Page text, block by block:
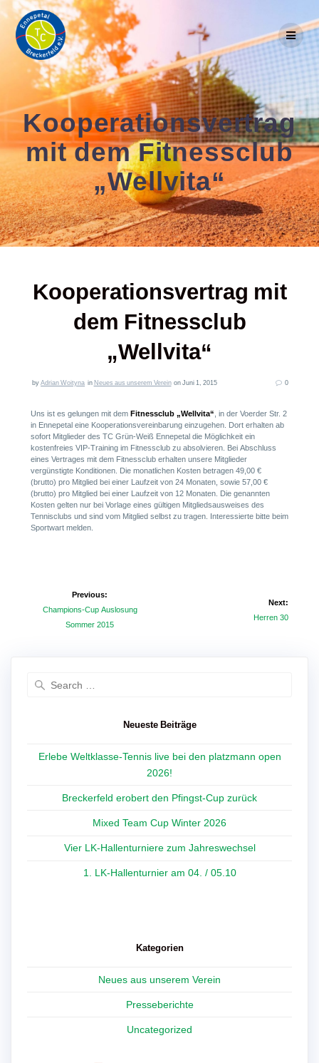
Kooperationsvertrag
mit dem Fitnessclub
„Wellvita“
Kooperationsvertrag mit
dem Fitnessclub
„Wellvita“
byAdrian Woityna inNeues aus unserem Verein on Juni 1, 2015 0
Uns ist es gelungen mit dem Fitnessclub „Wellvita“, in der Voerder Str. 2
in Ennepetal eine Kooperationsvereinbarung einzugehen. Dort erhalten ab
sofort Mitglieder des TC Grün-Weiß Ennepetal die Möglichkeit ein
kostenfreies VIP-Training im Fitnessclub zu absolvieren. Bei Abschluss
eines Vertrages mit dem Fitnessclub erhalten unsere Mitglieder
vergünstigte Konditionen. Die monatlichen Kosten betragen 49,00 €
(brutto) pro Mitglied bei einer Laufzeit von 24 Monaten, sowie 57,00 €
(brutto) pro Mitglied bei einer Laufzeit von 12 Monaten. Die genannten
Kosten gelten nur bei Vorlage eines gültigen Mitgliedsausweises des
Tennisclubs und sind vom Mitglied selbst zu tragen. Interessierte bitte beim
Sportwart melden.
Beitragsnavigation
Previous:
Previous
Champions-Cup Auslosung
Sommer 2015
Next:
Next
Herren 30
Neueste Beiträge
Erlebe Weltklasse-Tennis live bei den platzmann open
2026!
Breckerfeld erobert den Pfingst-Cup zurück
Mixed Team Cup Winter 2026
Vier LK-Hallenturniere zum Jahreswechsel
1. LK-Hallenturnier am 04. / 05.10
Kategorien
Neues aus unserem Verein
Presseberichte
Uncategorized